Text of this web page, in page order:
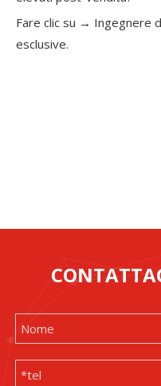
Fare clic su → Ingegnere
esclusive.